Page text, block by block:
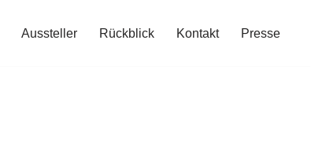
Aussteller Rückblick Kontakt Presse